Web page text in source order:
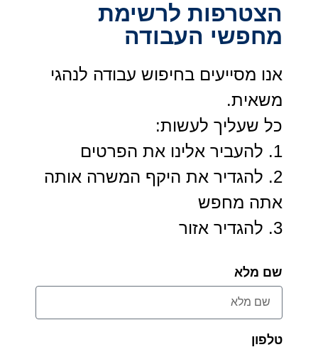
הצטרפות לרשימת
מחפשי העבודה
אנו מסייעים בחיפוש עבודה לנהגי
משאית.
כל שעליך לעשות:
1. להעביר אלינו את הפרטים
2. להגדיר את היקף המשרה אותה
אתה מחפש
3. להגדיר אזור
שם מלא
טלפון